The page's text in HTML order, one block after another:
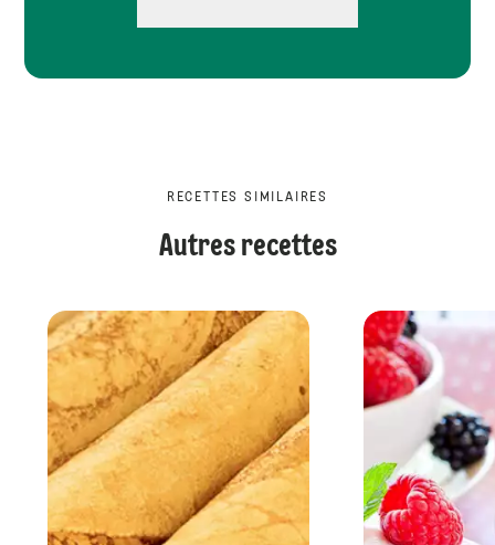
RECETTES SIMILAIRES
Autres recettes